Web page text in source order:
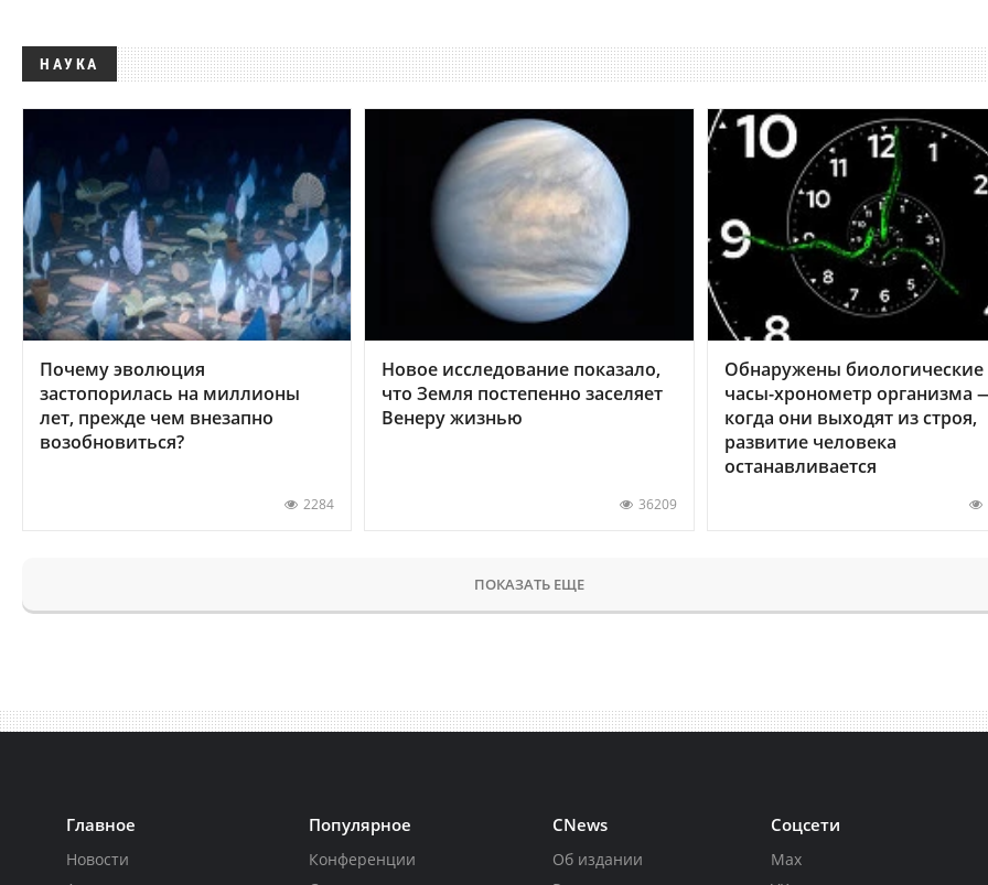
НАУКА
Почему эволюция
застопорилась на миллионы
лет, прежде чем внезапно
возобновиться?
2284
Новое исследование показало,
что Земля постепенно заселяет
Венеру жизнью
36209
Обнаружены биологические
часы-хронометр организма
когда они выходят из строя,
развитие человека
останавливается
ПОКАЗАТЬ ЕЩЕ
Главное
Новости
Популярное
Конференции
CNews
Об издании
Соцсети
Max